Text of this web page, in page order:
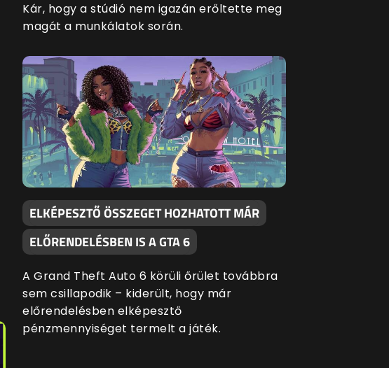
Kár, hogy a stúdió nem igazán erőltette meg
magát a munkálatok során.
ELKÉPESZTŐ ÖSSZEGET HOZHATOTT MÁR
ELŐRENDELÉSBEN IS A GTA 6
A Grand Theft Auto 6 körüli őrület továbbra
sem csillapodik – kiderült, hogy már
előrendelésben elképesztő
pénzmennyiséget termelt a játék.